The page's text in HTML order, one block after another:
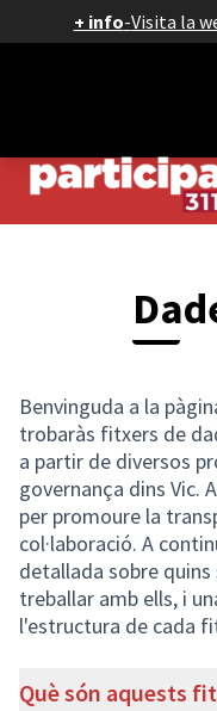
+ info-Visita la
Benvinguda a la
trobaràs fitxers de
a partir de diversos
governança dins Vic.
per promoure la
col·laboració. A
detallada sobre
treballar amb ells, i
l'estructura de cada
Què són aquests